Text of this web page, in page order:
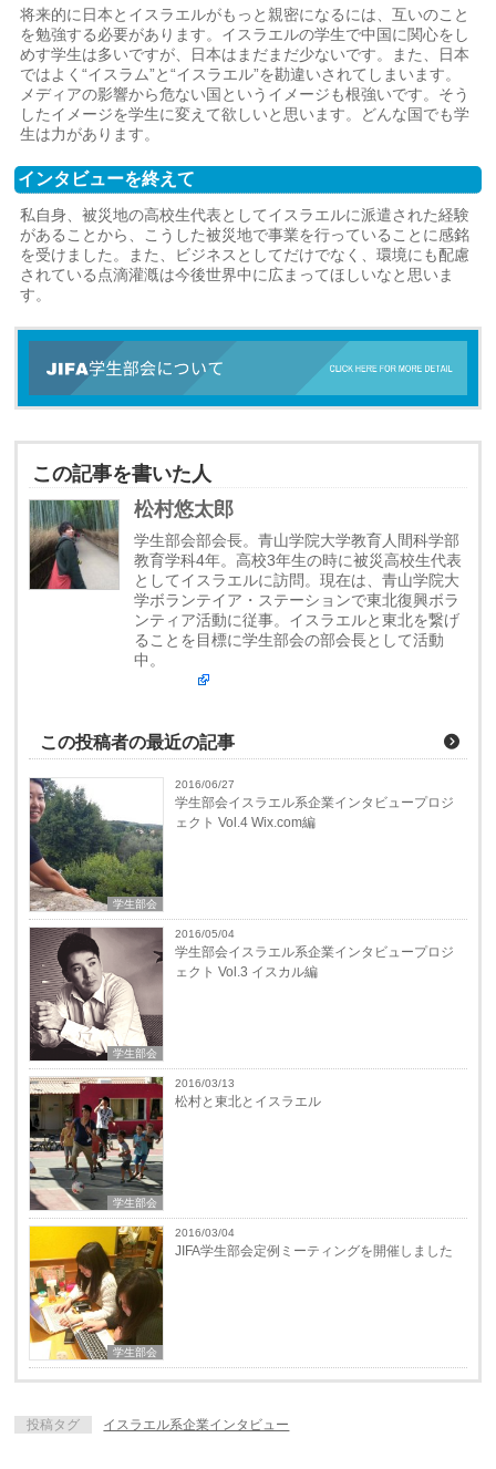
将来的に日本とイスラエルがもっと親密になるには、互いのこと
を勉強する必要があります。イスラエルの学生で中国に関心をし
めす学生は多いですが、日本はまだまだ少ないです。また、日本
ではよく“イスラム”と“イスラエル”を勘違いされてしまいます。
メディアの影響から危ない国というイメージも根強いです。そう
したイメージを学生に変えて欲しいと思います。どんな国でも学
生は力があります。
インタビューを終えて
私自身、被災地の高校生代表としてイスラエルに派遣された経験
があることから、こうした被災地で事業を行っていることに感銘
を受けました。また、ビジネスとしてだけでなく、環境にも配慮
されている点滴灌漑は今後世界中に広まってほしいなと思いま
す。
この記事を書いた人
松村悠太郎
学生部会部会長。青山学院大学教育人間科学部
教育学科4年。高校3年生の時に被災高校生代表
としてイスラエルに訪問。現在は、青山学院大
学ボランテイア・ステーションで東北復興ボラ
ンティア活動に従事。イスラエルと東北を繋げ
ることを目標に学生部会の部会長として活動
中。
この投稿者の最近の記事
学生部会
2016/06/27
学生部会イスラエル系企業インタビュープロジ
ェクト Vol.4 Wix.com編
学生部会
2016/05/04
学生部会イスラエル系企業インタビュープロジ
ェクト Vol.3 イスカル編
学生部会
2016/03/13
松村と東北とイスラエル
学生部会
2016/03/04
JIFA学生部会定例ミーティングを開催しました
投稿タグ イスラエル系企業インタビュー